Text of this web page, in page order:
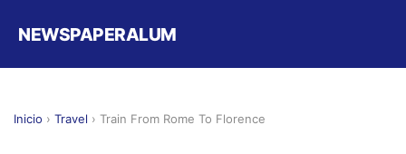
NEWSPAPERALUM
Inicio › Travel › Train From Rome To Florence